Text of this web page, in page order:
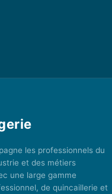
les professionnels du
et des métiers
une large gamme
de quincaillerie et